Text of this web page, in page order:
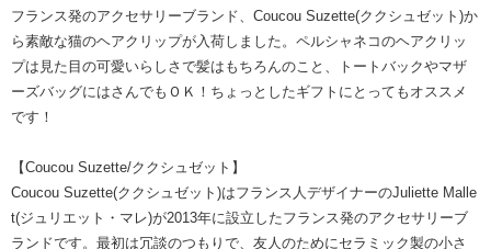
フランス発のアクセサリーブランド、Coucou Suzette(ククシュゼット)か
ら素敵な猫のヘアクリップが入荷しました。ペルシャネコのヘアクリッ
プは見た目の可愛いらしさで髪はもちろんのこと、トートバックやマザ
ーズバッグにはさんでもＯＫ！ちょっとしたギフトにとってもオススメ
です！
【Coucou Suzette/ククシュゼット】
Coucou Suzette(ククシュゼット)はフランス人デザイナーのJuliette Malle
t(ジュリエット・マレ)が2013年に設立したフランス発のアクセサリーブ
ランドです。最初は冗談のつもりで、友人のためにセラミック製の小さ